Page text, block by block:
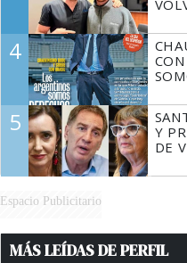
4
5
Y
DE
Espacio Publicitario
MÁS LEÍDAS DE PERFIL